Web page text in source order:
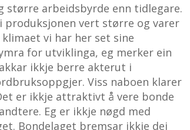
større arbeidsbyrde enn tidlegare.
produksjonen vert større og varer
vi har her set sine
for utviklinga, eg merker ein
ikkje berre akterut i
Viss naboen klarer
er ikkje attraktivt å vere bonde
Eg er ikkje nøgd med
Bondelaget bremsar ikkje dei